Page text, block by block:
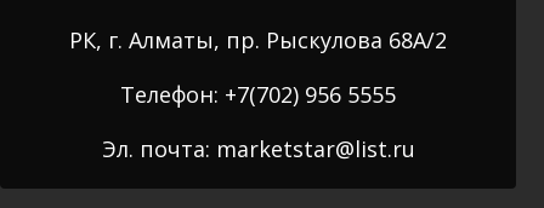
РК, г. Алматы, пр. Рыскулова 68А/2
Телефон: +7(702) 956 5555
Эл. почта: marketstar@list.ru